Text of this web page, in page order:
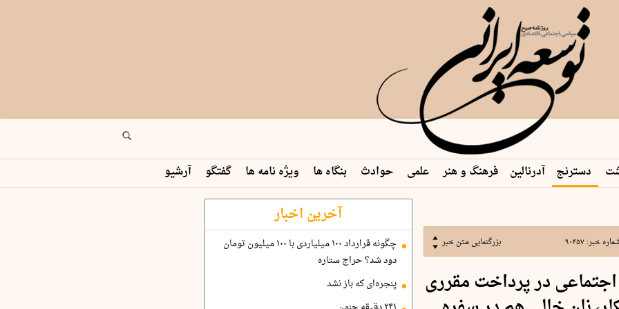
م…
دسترنج آدرنالین فرهنگ و هنر علمی حوادث بنگاه ها ویژه نامه ها گفتگو آرشیو
خبر:۹۰۴۵۷ بزرگنمایی متن خبر
اجتماعی در پرداخت مقرری
آخرین اخبار
چگونه قرارداد ۱۰۰ میلیاردی با ۱۰۰ میلیون تومان
دود شد؟ حراج ستاره
پنجره‌ای که باز نشد